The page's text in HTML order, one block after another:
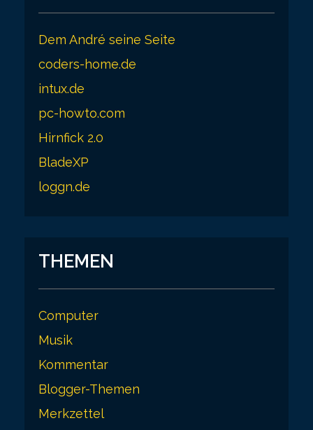
Dem André seine Seite
coders-home.de
intux.de
pc-howto.com
Hirnfick 2.0
BladeXP
loggn.de
THEMEN
Computer
Musik
Kommentar
Blogger-Themen
Merkzettel